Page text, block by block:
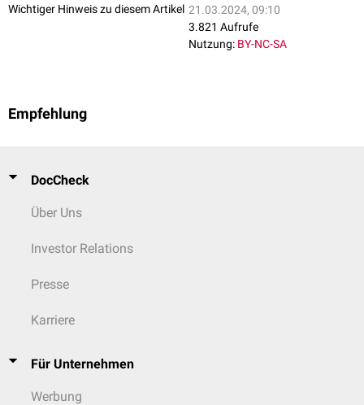
Wichtiger Hinweis zu diesem Artikel 21.03.2024, 09:10
3.821 Aufrufe
Nutzung: BY-NC-SA
Empfehlung
DocCheck
Über Uns
Investor Relations
Presse
Karriere
Für Unternehmen
Werbung